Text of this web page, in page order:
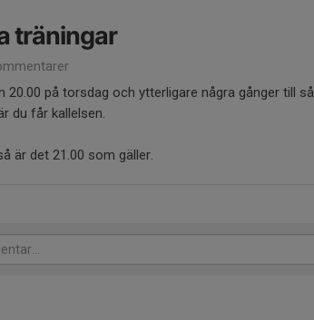
träningar
20.00 på torsdag och ytterligare några gånger till så
du får kallelsen.
är det 21.00 som gäller.